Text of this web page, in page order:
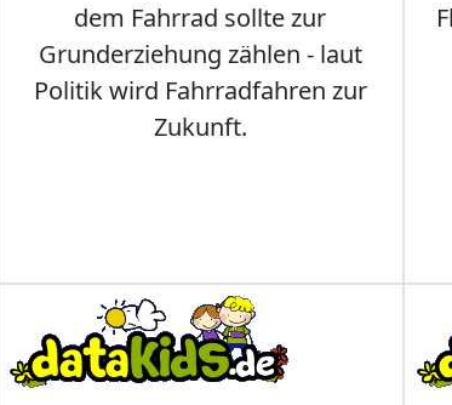
dem Fahrrad sollte zur
Grunderziehung zählen - laut
Politik wird Fahrradfahren zur
Zukunft.